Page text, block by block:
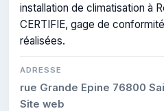
installation de climatisation à
CERTIFIE, gage de
réalisées.
ADRESSE
rue Grande Epine 76800
Site web